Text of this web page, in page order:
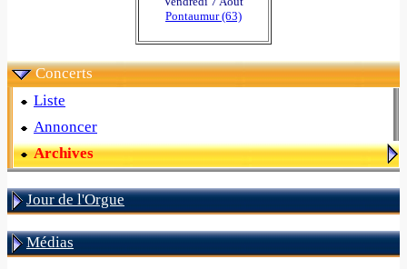
Pontaumur (63)
Concerts
Liste
Annoncer
Archives
Jour de l'Orgue
Médias